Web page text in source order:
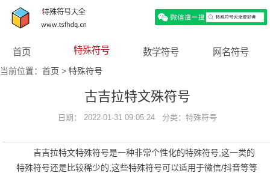
首页 特殊符号 数学符号 网名符号
当前位置： 首页 > 特殊符号
古吉拉特文殊符号
日期： 2022-01-31 09:05:24 分类：特殊符号
吉吉拉特文特殊符号是一种非常个性化的特殊符号,这一类的
特殊符号还是比较稀少的,这些特殊符号可以适用于微信/抖音等等